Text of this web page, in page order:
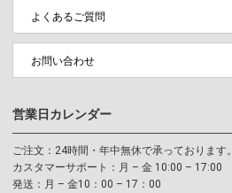
よくあるご質問
お問い合わせ
営業日カレンダー
ご注文：24時間・年中無休で承っております。
カスタマーサポート：月 – 金 10:00 – 17:00
発送：月 – 金10：00 – 17：00